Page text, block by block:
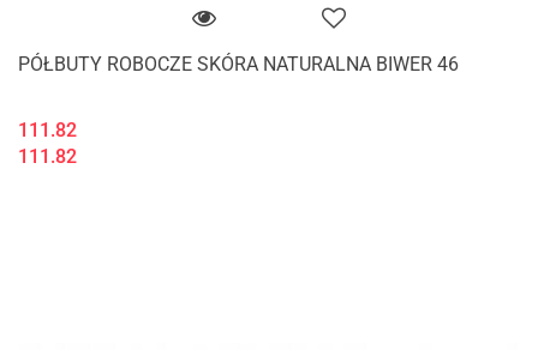
PÓŁBUTY ROBOCZE SKÓRA NATURALNA BIWER 46
111.82
111.82